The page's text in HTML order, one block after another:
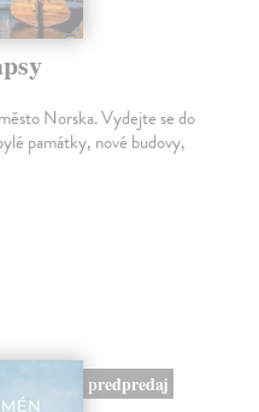
Norska. Vydejte se do
památky, nové budovy,
predpredaj